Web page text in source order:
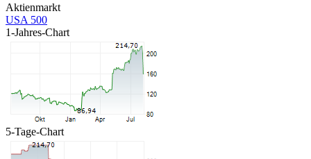
Aktienmarkt
USA 500
1-Jahres-Chart
5-Tage-Chart